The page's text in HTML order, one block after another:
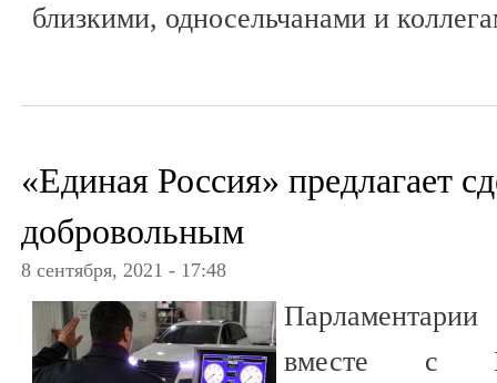
близкими, односельчанами и
«Единая Россия» предлагает
добровольным
8 сентября, 2021 - 17:48
вместе с